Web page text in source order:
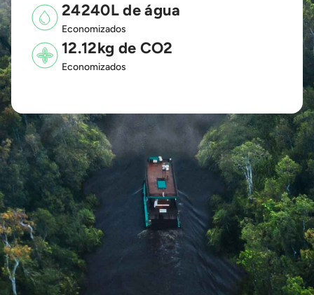
24240L de água
Economizados
12.12kg de CO2
Economizados